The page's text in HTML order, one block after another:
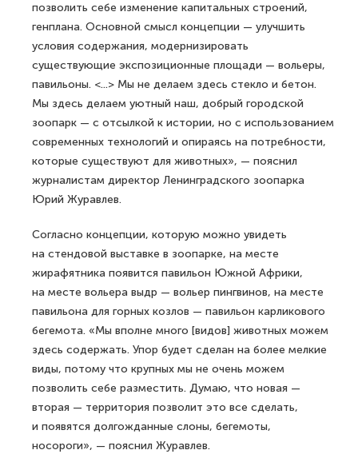
позволить себе изменение капитальных строений,
генплана. Основной смысл концепции — улучшить
условия содержания, модернизировать
существующие экспозиционные площади — вольеры,
павильоны. <...> Мы не делаем здесь стекло и бетон.
Мы здесь делаем уютный наш, добрый городской
зоопарк — с отсылкой к истории, но с использованием
современных технологий и опираясь на потребности,
которые существуют для животных», — пояснил
журналистам директор Ленинградского зоопарка
Юрий Журавлев.
Согласно концепции, которую можно увидеть
на стендовой выставке в зоопарке, на месте
жирафятника появится павильон Южной Африки,
на месте вольера выдр — вольер пингвинов, на месте
павильона для горных козлов — павильон карликового
бегемота. «Мы вполне много [видов] животных можем
здесь содержать. Упор будет сделан на более мелкие
виды, потому что крупных мы не очень можем
позволить себе разместить. Думаю, что новая —
вторая — территория позволит это все сделать,
и появятся долгожданные слоны, бегемоты,
носороги», — пояснил Журавлев.